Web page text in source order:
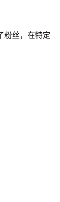
粉丝，在特定